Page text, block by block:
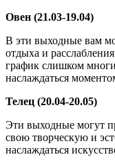
Овен (21.03-19.04)
В эти выходные вам
отдыха и
график слишком
наслаждаться
Телец (20.04-20.05)
Эти выходные могут
свою творческую и
наслаждаться